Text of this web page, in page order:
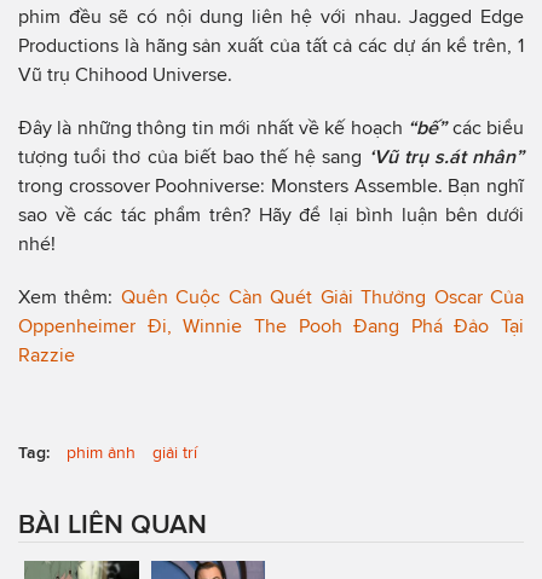
phim đều sẽ có nội dung liên hệ với nhau. Jagged Edge
Productions là hãng sản xuất của tất cả các dự án kể trên, 1
Vũ trụ Chihood Universe.
Đây là những thông tin mới nhất về kế hoạch “bế”các biểu
tượng tuổi thơ của biết bao thế hệ sang ‘Vũ trụ s.át nhân”
trong crossover Poohniverse: Monsters Assemble. Bạn nghĩ
sao về các tác phẩm trên? Hãy để lại bình luận bên dưới
nhé!
Xem thêm: Quên Cuộc Càn Quét Giải Thưởng Oscar Của
Oppenheimer Đi, Winnie The Pooh Đang Phá Đảo Tại
Razzie
Tag: phim ảnh giải trí
BÀI LIÊN QUAN